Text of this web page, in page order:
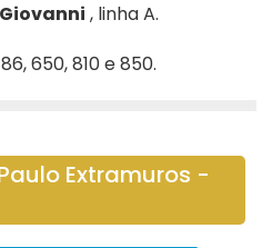
, linha A.
650, 810 e 850.
Extramuros -